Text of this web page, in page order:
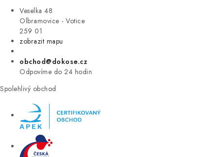
Veselka 48
Olbramovice - Votice
259 01
zobrazit mapu
obchod@dokose.cz
Odpovíme do 24 hodin
Spolehlivý obchod
VÝPRODEJ
ZNAČKY
Úvod Kontakt Blog
Moje objednávka